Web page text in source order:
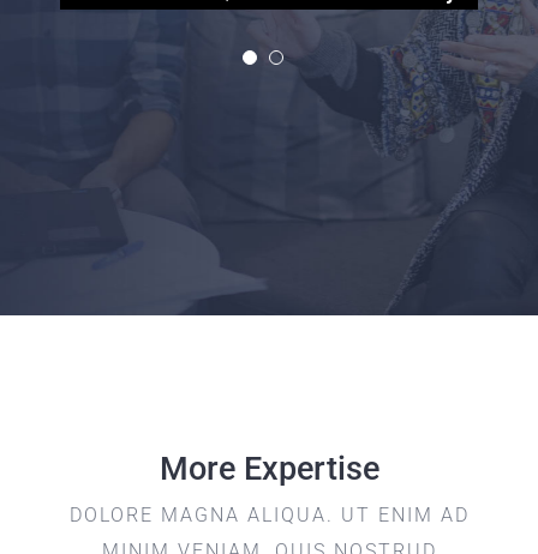
More Expertise
DOLORE MAGNA ALIQUA. UT ENIM AD